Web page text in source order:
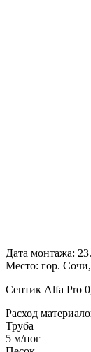
Дата монтажа:
Место: гор.
Септик Alfa Pro
Расход
Труба
5 м/пог